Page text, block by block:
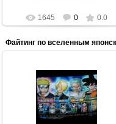
1645 0 0.0
13.03.2012
Battle Stadium D.O.N. (One
Naruto, Dragon Ball)
ezooculteric